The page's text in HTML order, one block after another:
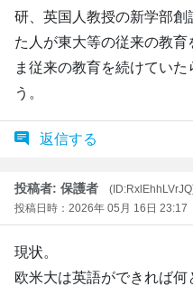
研、英国人教授の新学部創
た人が東大等の従来の教育
ま従来の教育を続けてい
う。
返信する
投稿者: 保護者
投稿日時：2026年 05月 16日 23:17
現状。
欧米大は英語ができれば何